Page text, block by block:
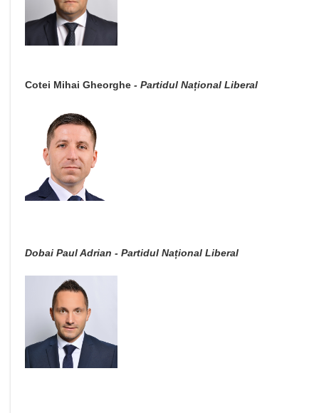
Cotei Mihai Gheorghe - Partidul Național Liberal
Dobai Paul Adrian - Partidul Național Liberal